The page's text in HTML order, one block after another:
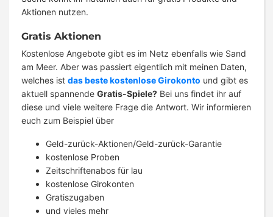
Aktionen nutzen.
Gratis Aktionen
Kostenlose Angebote gibt es im Netz ebenfalls wie Sand
am Meer. Aber was passiert eigentlich mit meinen Daten,
welches ist das beste kostenlose Girokonto und gibt es
aktuell spannende Gratis-Spiele? Bei uns findet ihr auf
diese und viele weitere Frage die Antwort. Wir informieren
euch zum Beispiel über
Geld-zurück-Aktionen/Geld-zurück-Garantie
kostenlose Proben
Zeitschriftenabos für lau
kostenlose Girokonten
Gratiszugaben
und vieles mehr